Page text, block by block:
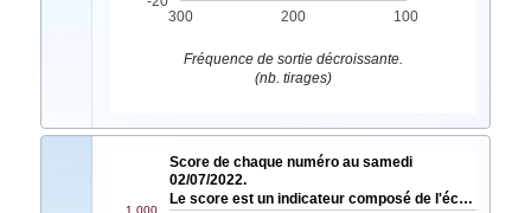
300 200 100
Fréquence de sortie décroissante.
(nb. tirages)
Score de chaque numéro au samedi
02/07/2022.
Le score est un indicateur composé de l'éc…
1,000